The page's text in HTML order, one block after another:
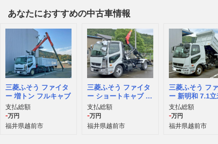
あなたにおすすめの中古車情報
三菱ふそう ファイタ
ー 増トン フルキャブ
支払総額
-万円
福井県越前市
三菱ふそう ファイタ
ー ショートキャブ 極
東
支払総額
-万円
福井県越前市
三菱ふそう フ
ー 新明和 7.1立
支払総額
-万円
福井県越前市